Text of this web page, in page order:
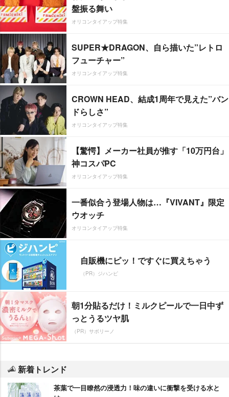
盤振る舞い
オリコンタイアップ特集
SUPER★DRAGON、自ら描いた”レトロ
フューチャー”
オリコンタイアップ特集
CROWN HEAD、結成1周年で見えた”バン
ドらしさ”
オリコンタイアップ特集
【驚愕】メーカー社員が推す「10万円台」
神コスパPC
オリコンタイアップ特集
一番似合う登場人物は…『VIVANT』限定
ウオッチ
オリコンタイアップ特集
自販機にピッ！ですぐに買えちゃう
（PR）ジハンピ
朝1分貼るだけ！ミルクピールで一日中ず
っとうるツヤ肌
（PR）サボリーノ
新着トレンド
茶葉で一目瞭然の浸透力！味の違いに衝撃を受ける水と